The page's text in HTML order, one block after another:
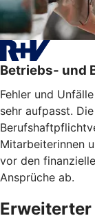
Betriebs- und
Fehler und
sehr aufpasst.
Mitarbeiterinnen
vor den
Ansprüche ab.